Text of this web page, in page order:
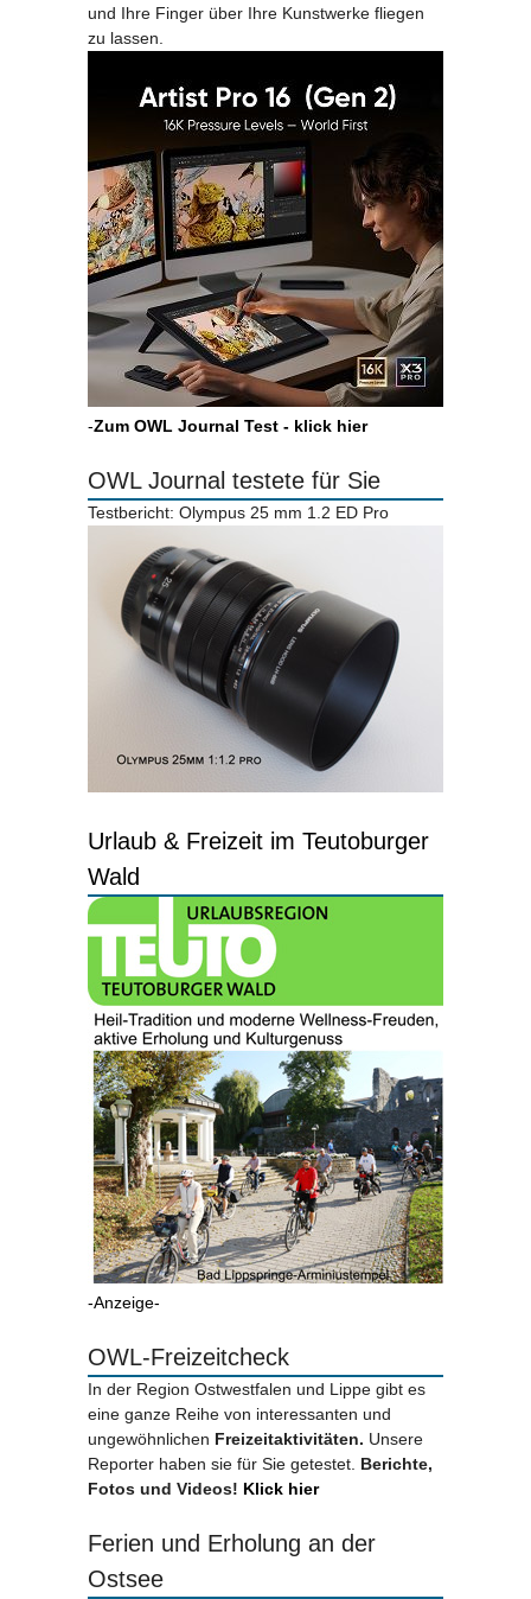
und Ihre Finger über Ihre Kunstwerke fliegen
zu lassen.
-Zum OWL Journal Test - klick hier
OWL Journal testete für Sie
Testbericht: Olympus 25 mm 1.2 ED Pro
Urlaub & Freizeit im Teutoburger
Wald
-Anzeige-
OWL-Freizeitcheck
In der Region Ostwestfalen und Lippe gibt es
eine ganze Reihe von interessanten und
ungewöhnlichen Freizeitaktivitäten. Unsere
Reporter haben sie für Sie getestet. Berichte,
Fotos und Videos! Klick hier
Ferien und Erholung an der
Ostsee